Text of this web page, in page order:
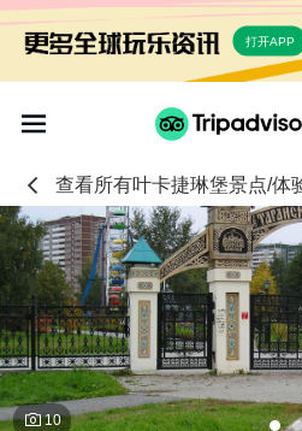
打开APP
查看所有叶卡捷琳堡景点/体
10